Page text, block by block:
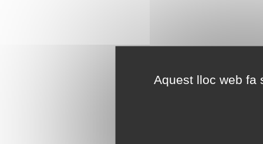
Aquest lloc web fa